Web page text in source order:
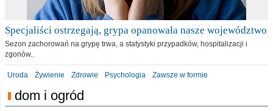
Specjaliści ostrzegają, grypa opanowała nasze województwo
Sezon zachorowań na grypę trwa, a statystyki przypadków, hospitalizacji i
zgonów..
Uroda Żywienie Zdrowie Psychologia Zawsze w formie
dom i ogród